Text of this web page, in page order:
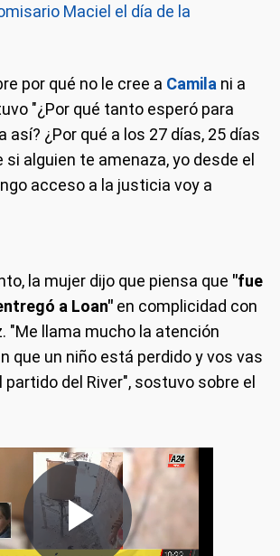
Maciel el día de la
por qué no le cree a Camila ni a
"¿Por qué tanto esperó para
así? ¿Por qué a los 27 días, 25 días
si alguien te amenaza, yo desde el
acceso a la justicia voy a
la mujer dijo que piensa que "fue
a Loan" en complicidad con
"Me llama mucho la atención
que un niño está perdido y vos vas
partido del River", sostuvo sobre el